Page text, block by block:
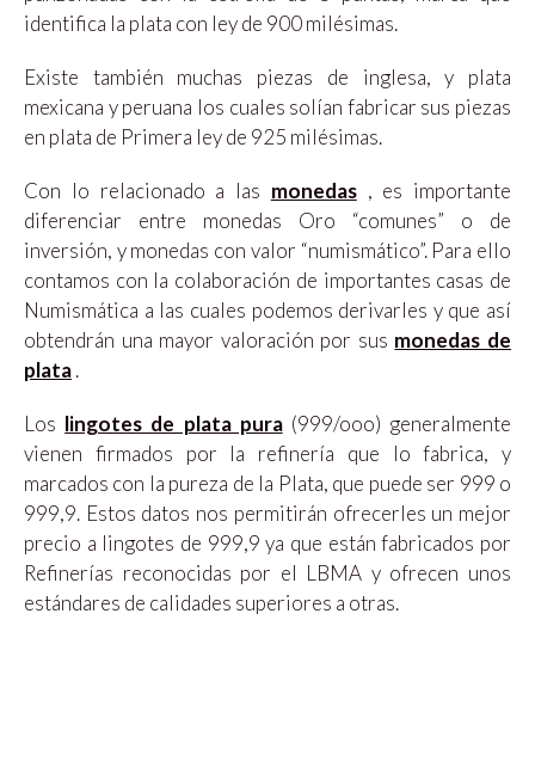
identifica la plata con ley de 900 milésimas.
Existe también muchas piezas de inglesa, y plata
mexicana y peruana los cuales solían fabricar sus piezas
en plata de Primera ley de 925 milésimas.
Con lo relacionado a las monedas, es importante
diferenciar entre monedas Oro “comunes” o de
inversión, y monedas con valor “numismático”. Para ello
contamos con la colaboración de importantes casas de
Numismática a las cuales podemos derivarles y que así
obtendrán una mayor valoración por sus monedas de
plata.
Los lingotes de plata pura(999/ooo) generalmente
vienen firmados por la refinería que lo fabrica, y
marcados con la pureza de la Plata, que puede ser 999 o
999,9. Estos datos nos permitirán ofrecerles un mejor
precio a lingotes de 999,9 ya que están fabricados por
Refinerías reconocidas por el LBMA y ofrecen unos
estándares de calidades superiores a otras.